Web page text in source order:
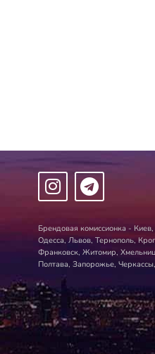
Брендовая комиссионка -
Одесса, Львов, Тернополь,
Франковск, Житомир,
Полтава, Запорожье,